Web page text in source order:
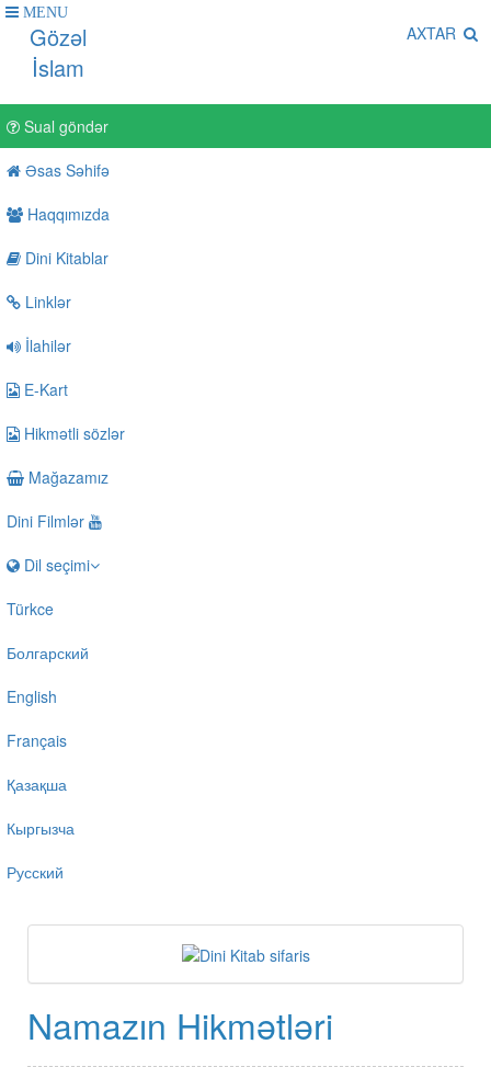
MENU
Gözəl
İslam
AXTAR
Sual göndər
Əsas Səhifə
Haqqımızda
Dini Kitablar
Linklər
İlahilər
E-Kart
Hikmətli sözlər
Mağazamız
Dini Filmlər
Dil seçimi
Türkce
Болгарский
English
Français
Қазақша
Кыргызча
Русский
Namazın Hikmətləri